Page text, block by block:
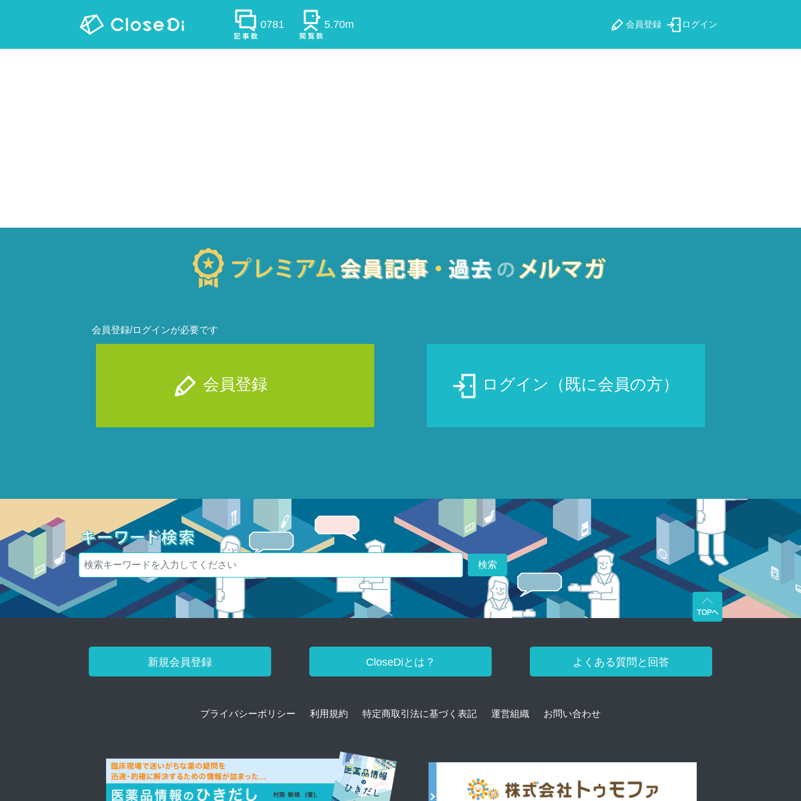
0781 5.70m 会員登録 ログイン
会員登録/ログインが必要です
会員登録 ログイン（既に会員の方）
検索
新規会員登録 CloseDiとは？ よくある質問と回答
プライバシーポリシー 利用規約 特定商取引法に基づく表記 運営組織 お問い合わせ